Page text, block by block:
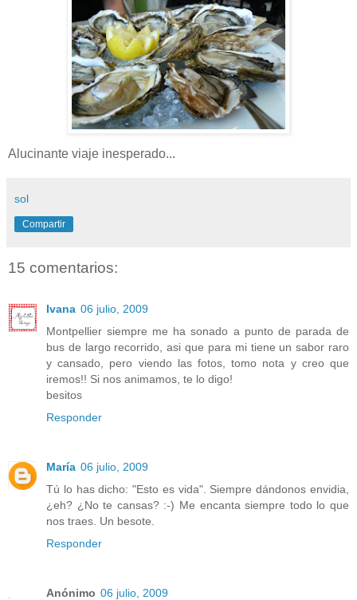
Alucinante viaje inesperado...
sol
Compartir
15 comentarios:
Ivana 06 julio, 2009
Montpellier siempre me ha sonado a punto de parada de
bus de largo recorrido, asi que para mi tiene un sabor raro
y cansado, pero viendo las fotos, tomo nota y creo que
iremos!! Si nos animamos, te lo digo!
besitos
Responder
María 06 julio, 2009
Tú lo has dicho: "Esto es vida". Siempre dándonos envidia,
¿eh? ¿No te cansas? :-) Me encanta siempre todo lo que
nos traes. Un besote.
Responder
Anónimo 06 julio, 2009